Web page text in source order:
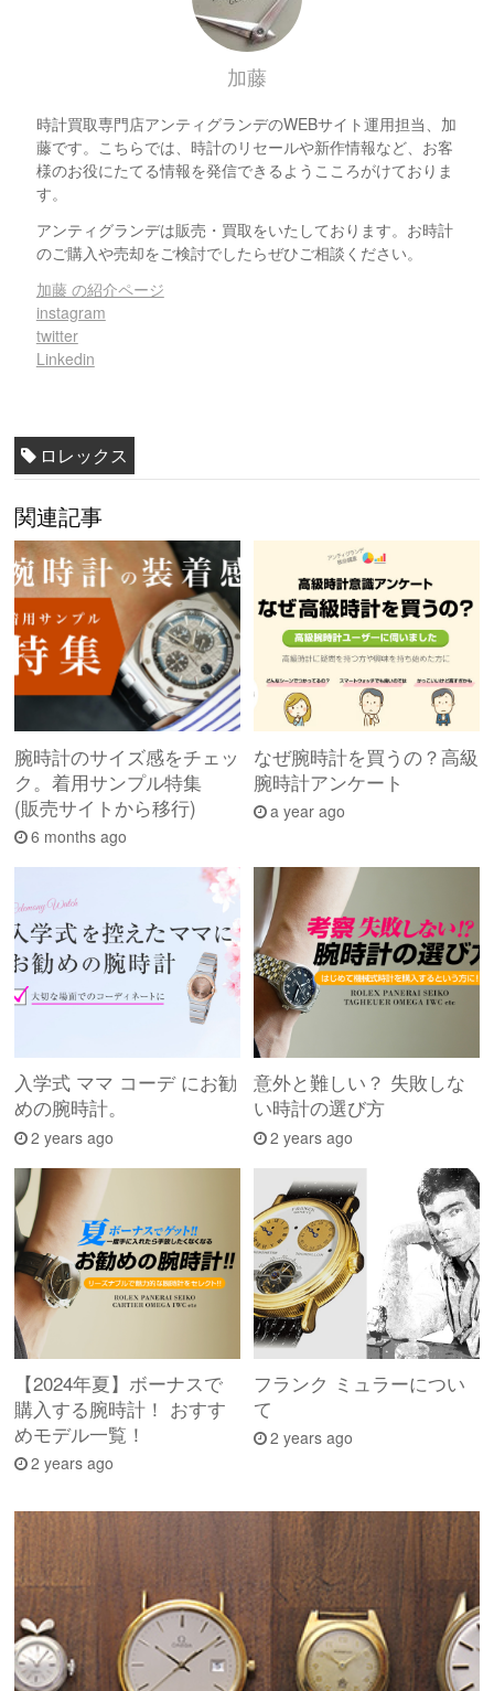
加藤
時計買取専門店アンティグランデのWEBサイト運用担当、加
藤です。こちらでは、時計のリセールや新作情報など、お客
様のお役にたてる情報を発信できるようこころがけておりま
す。
アンティグランデは販売・買取をいたしております。お時計
のご購入や売却をご検討でしたらぜひご相談ください。
加藤 の紹介ページ
instagram
twitter
Linkedin
ロレックス
関連記事
腕時計のサイズ感をチェッ
ク。着用サンプル特集
(販売サイトから移行)
6 months ago
なぜ腕時計を買うの？高級
腕時計アンケート
a year ago
入学式 ママ コーデ にお勧
めの腕時計。
2 years ago
意外と難しい？ 失敗しな
い時計の選び方
2 years ago
【2024年夏】ボーナスで
購入する腕時計！ おすす
めモデル一覧！
2 years ago
フランク ミュラーについ
て
2 years ago